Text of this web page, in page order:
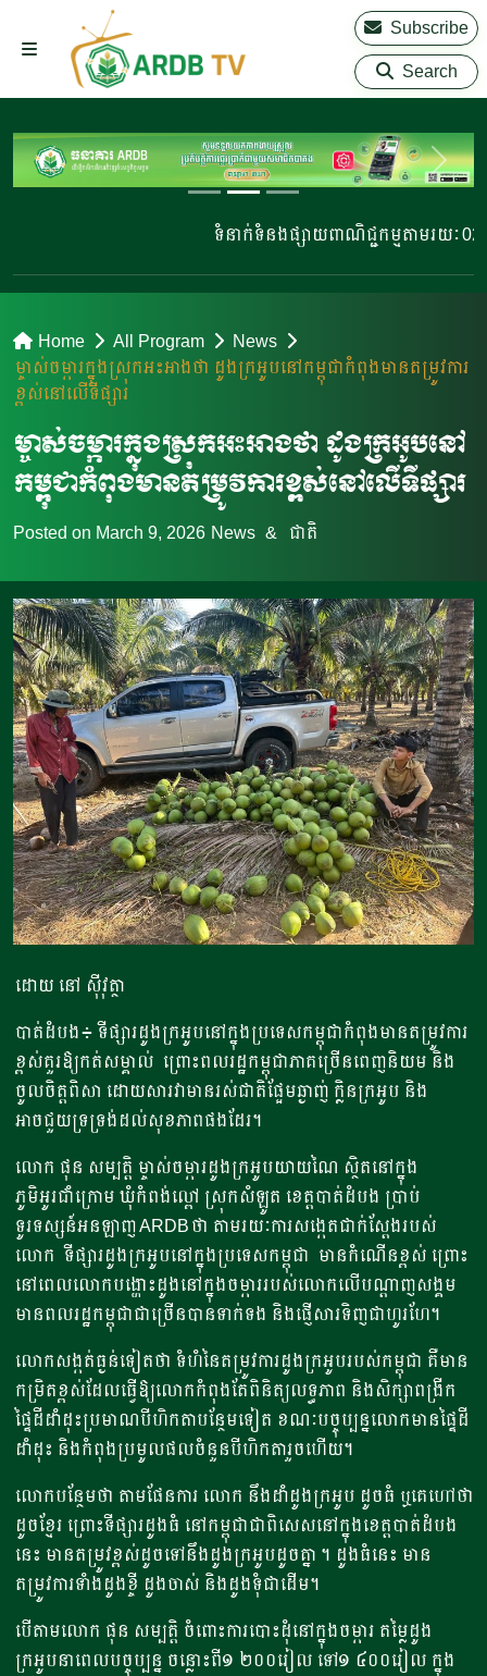
Subscribe
Search
ទំនាក់ទំនងផ្សាយពាណិជ្ជកម្មតាមរយៈ 023
Home All Program
News
ម្ចាស់ចម្ការក្នុងស្រុក​អះអាងថា ដូងក្រអូបនៅកម្ពុជាកំពុងមានតម្រូវការ
ខ្ពស់នៅលើទីផ្សារ
ម្ចាស់ចម្ការក្នុងស្រុក​អះអាងថា ដូងក្រអូបនៅ
កម្ពុជាកំពុងមានតម្រូវការខ្ពស់នៅលើទីផ្សារ
Posted on March 9, 2026 News & ជាតិ
ដោយ នៅ ស៊ីវុត្ថា
បាត់ដំបង៖ ទីផ្សារដូងក្រអូបនៅក្នុងប្រទេសកម្ពុជាកំពុងមានតម្រូវការ
ខ្ពស់គួរឱ្យកត់សម្គាល់ ព្រោះពលរដ្ឋកម្ពុជាភាគច្រើនពេញនិយម និង
ចូលចិត្តពិសា ដោយសារវាមានរស់ជាតិផ្អែមឆ្ងាញ់ ក្លិនក្រអូប និង
អាចជួយទ្រទ្រង់ដល់សុខភាពផងដែរ។
លោក ផុន សម្បត្តិ ម្ចាស់ចម្ការដូងក្រអូបយាយណៃ ស្ថិតនៅក្នុង
ភូមិអូរជំាក្រោម ឃុំកំពង់ល្ពៅ ស្រុកសំឡូត ខេត្តបាត់ដំបង ប្រាប់
ទូរទស្សន៍អនឡាញ ARDBថា តាមរយៈការសង្កេតជាក់ស្តែងរបស់
លោក ទីផ្សារដូងក្រអូបនៅក្នុងប្រទេសកម្ពុជា មានកំណើនខ្ពស់ ព្រោះ
នៅពេលលោកបង្ហោះដូងនៅក្នុងចម្ការរបស់លោកលើបណ្តាញសង្គម
មានពលរដ្ឋកម្ពុជាជាច្រើនបានទាក់ទង និងផ្ញើសារទិញជាហូរហែ។
លោកសង្កត់ធ្ងន់ទៀតថា ទំហំនៃតម្រូវការដូងក្រអូបរបស់កម្ពុជា គឺមាន
កម្រិតខ្ពស់ដែលធ្វើឱ្យលោកកំពុងតែពិនិត្យលទ្ធភាព និងសិក្សាពង្រីក
ផ្ទៃដីដំាដុះប្រមាណបីហិកតាបន្ថែមទៀត ខណៈបច្ចុប្បន្នលោកមានផ្ទៃដី
ដាំដុះ និងកំពុងប្រមូលផលចំនួនបីហិកតារួចហើយ។
លោកបន្ថែមថា តាមផែនការ លោក នឹងដាំដូងក្រអូប ដូចធំ ឬគេហៅថា
ដូចខ្មែរ ព្រោះទីផ្សារដូងធំ នៅកម្ពុជាជាពិសេសនៅក្នុងខេត្តបាត់ដំបង
នេះ មានតម្រូវខ្ពស់ដូចទៅនឹងដូងក្រអូបដូចគ្នា ។ ដូងធំនេះ មាន
តម្រូវការទាំងដូងខ្ចី ដូងចាស់ និងដូងទុំជាដើម។
បើតាមលោក ផុន សម្បត្តិ ចំពោះការបោះដុំនៅក្នុងចម្ការ តម្លៃដូង
ក្រអូបនាពេលបច្ចុប្បន្ន ចន្លោះពី១ ២០០រៀល ទៅ១ ៤០០រៀល ក្នុង